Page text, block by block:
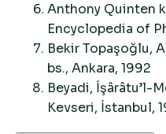
Anthony Quinten
Encyclopedia of
Bekir Topaşoğlu,
bs., Ankara, 1992
Beyadi, İşârâtu’l-
Kevseri, İstanbul,